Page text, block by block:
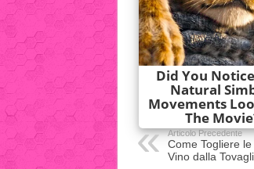
Articolo Precedente
Come Togliere
Vino dalla